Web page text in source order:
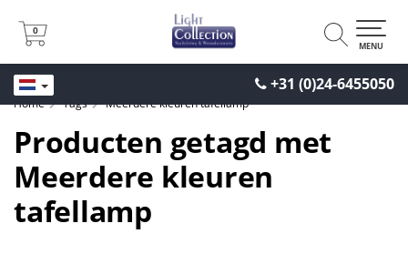
+31 (0)24-6455050
0
0
MENU
Home Tags Meerdere kleuren tafellamp
Producten getagd met
Meerdere kleuren
tafellamp